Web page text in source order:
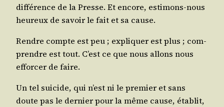
dif­fé­rence de la Presse. Et encore, esti­mons-nous
heu­reux de savoir le fait et sa cause.
Rendre compte est peu ; expli­quer est plus ; com­
prendre est tout. C’est ce que nous allons nous
effor­cer de faire.
Un tel sui­cide, qui n’est ni le pre­mier et sans
doute pas le der­nier pour la même cause, éta­blit,